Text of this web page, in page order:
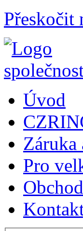
Přeskočit
Úvod
Záruka
Pro